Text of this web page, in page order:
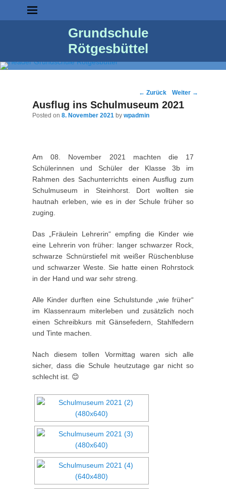
Grundschule
Rötgesbüttel
Post
navigation
← Zurück Weiter →
Ausflug ins Schulmuseum 2021
Posted on 8. November 2021 by wpadmin
Am 08. November 2021 machten die 17
Schülerinnen und Schüler der Klasse 3b im
Rahmen des Sachunterrichts einen Ausflug zum
Schulmuseum in Steinhorst. Dort wollten sie
hautnah erleben, wie es in der Schule früher so
zuging.
Das „Fräulein Lehrerin“ empfing die Kinder wie
eine Lehrerin von früher: langer schwarzer Rock,
schwarze Schnürstiefel mit weißer Rüschenbluse
und schwarzer Weste. Sie hatte einen Rohrstock
in der Hand und war sehr streng.
Alle Kinder durften eine Schulstunde „wie früher“
im Klassenraum miterleben und zusätzlich noch
einen Schreibkurs mit Gänsefedern, Stahlfedern
und Tinte machen.
Nach diesem tollen Vormittag waren sich alle
sicher, dass die Schule heutzutage gar nicht so
schlecht ist. 😊